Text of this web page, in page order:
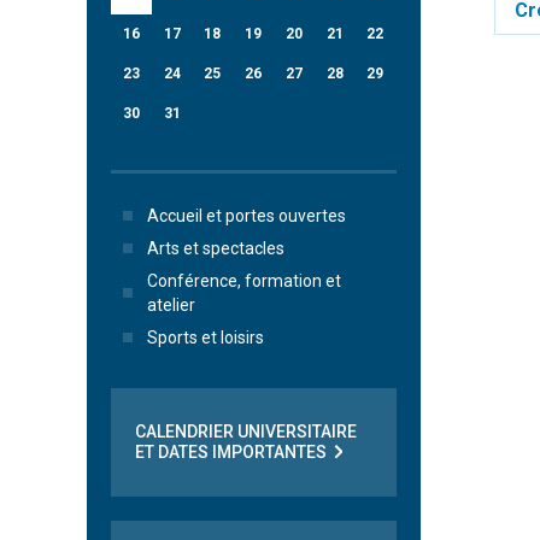
16 17 18 19 20 21 22
23 24 25 26 27 28 29
30 31
Accueil et portes ouvertes
Arts et spectacles
Conférence, formation et
atelier
Sports et loisirs
CALENDRIER UNIVERSITAIRE
ET DATES IMPORTANTES